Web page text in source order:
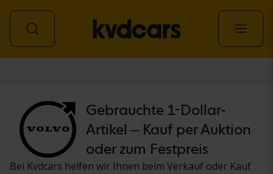
Gebrauchte 1-Dollar-
Artikel – Kauf per Auktion
oder zum Festpreis
Bei Kvdcars helfen wir Ihnen beim Verkauf oder Kauf